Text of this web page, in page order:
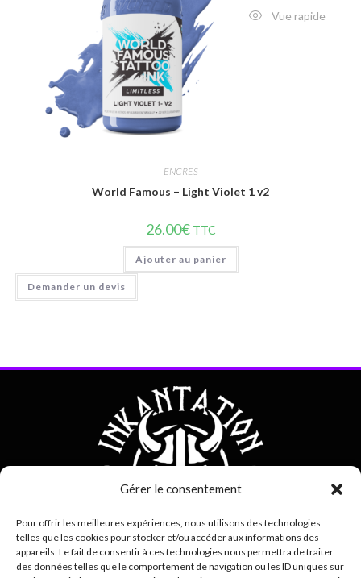
Gérer le consentement
Pour offrir les meilleures expériences, nous utilisons des technologies
telles que les cookies pour stocker et/ou accéder aux informations des
appareils. Le fait de consentir à ces technologies nous permettra de traiter
des données telles que le comportement de navigation ou les ID uniques sur
Vue rapide
ENCRES
World Famous – Light Violet 1 v2
26.00€ TTC
Ajouter au panier
Demander un devis